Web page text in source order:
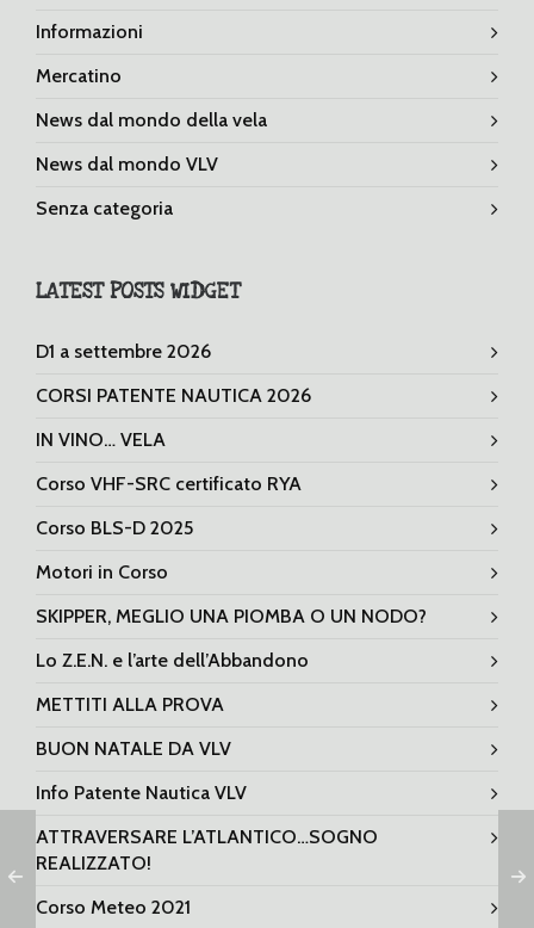
Informazioni
Mercatino
News dal mondo della vela
News dal mondo VLV
Senza categoria
LATEST POSTS WIDGET
D1 a settembre 2026
CORSI PATENTE NAUTICA 2026
IN VINO… VELA
Corso VHF-SRC certificato RYA
Corso BLS-D 2025
Motori in Corso
SKIPPER, MEGLIO UNA PIOMBA O UN NODO?
Lo Z.E.N. e l’arte dell’Abbandono
METTITI ALLA PROVA
BUON NATALE DA VLV
Info Patente Nautica VLV
ATTRAVERSARE L’ATLANTICO…SOGNO
REALIZZATO!
Corso Meteo 2021